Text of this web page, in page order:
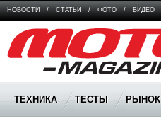
НОВОСТИ / СТАТЬИ / ФОТО / ВИДЕО
Moto Magazine
ТЕХНИКА ТЕСТЫ РЫНОК